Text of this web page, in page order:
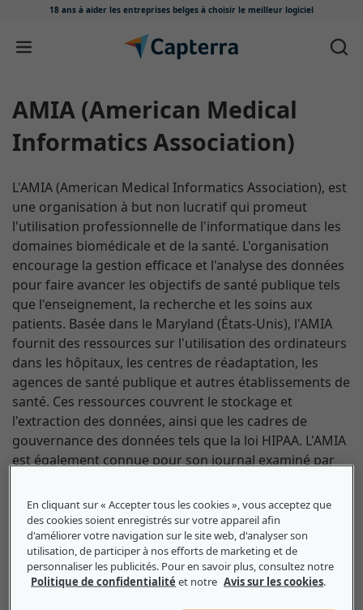
18 ans à aider les entreprises belges à choisir le meilleur logiciel
Passer au contenu
AMIA (American Medical
Informatics Association)
L'AMIA (American Medical Informatics Association), est
une organisation à but non lucratif qui promeut
l'utilisation professionnelle de l'informatique dans les
domaines biomédicale et de la santé. L'organisation
encourage la gestion efficace et l'analyse des données
pour faire avancer les objectifs de santé publique tels
que l'enseignement, la recherche et les soins aux
patients. Basée dans le Maryland (États-Unis), l'AMIA
fournit des ressources sur l'utilisation des ordinateurs
dans les hôpitaux, les centres de réadaptation, les
agences de santé publique et autres établissements de
santé. Ces ressources couvrent le stockage et
l'extraction des données, ainsi que les cadres de
gouvernance des données tels que la loi HIPAA. L'AMIA
est également connue pour son journal examiné par
l'informatique biomédicale et de santé. L'AMIA est née
en 1989 de la fusion de trois organisations :
Symposium on Computer Applications in Medical Care,
American Association for Medical Systems and
Informatics et American College of Medical
En cliquant sur « Accepter tous les cookies », vous acceptez que
des cookies soient enregistrés sur votre appareil afin
d'améliorer votre navigation sur le site web, d'analyser son
utilisation, de participer à nos efforts de marketing et de
personnaliser les publicités. Pour en savoir plus, consultez notre
Politique de confidentialité et notre Avis sur les cookies.